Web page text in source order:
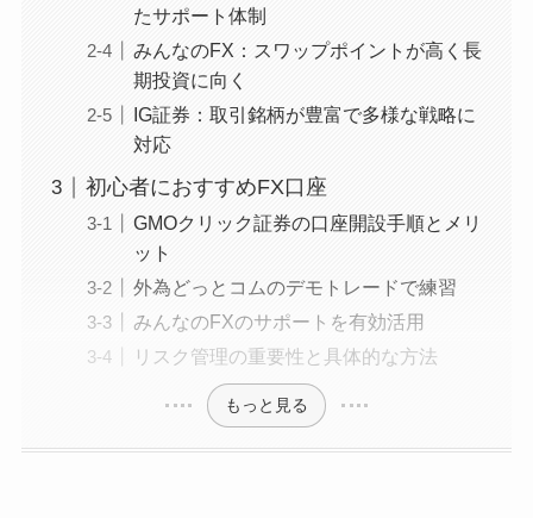
たサポート体制
みんなのFX：スワップポイントが高く長
期投資に向く
IG証券：取引銘柄が豊富で多様な戦略に
対応
初心者におすすめFX口座
GMOクリック証券の口座開設手順とメリ
ット
外為どっとコムのデモトレードで練習
みんなのFXのサポートを有効活用
リスク管理の重要性と具体的な方法
もっと見る